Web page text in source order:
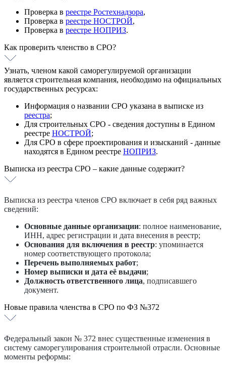
Проверка в реестре Ростехнадзора,
Проверка в реестре НОСТРОЙ,
Проверка в реестре НОПРИЗ.
Как проверить членство в СРО?
Узнать, членом какой саморегулируемой организации
является строительная компания, необходимо на официальных
государственных ресурсах:
Информация о названии СРО указана в выписке из
реестра;
Для строительных СРО - сведения доступны в Едином
реестре НОСТРОЙ;
Для СРО в сфере проектирования и изысканий - данные
находятся в Едином реестре НОПРИЗ.
Выписка из реестра СРО – какие данные содержит?
Выписка из реестра членов СРО включает в себя ряд важных
сведений:
Основные данные организации: полное наименование,
ИНН, адрес регистрации и дата внесения в реестр;
Основания для включения в реестр: упоминается
номер соответствующего протокола;
Перечень выполняемых работ;
Номер выписки и дата её выдачи;
Должность ответственного лица, подписавшего
документ.
Новые правила членства в СРО по ФЗ №372
Федеральный закон № 372 внес существенные изменения в
систему саморегулирования строительной отрасли. Основные
моменты реформы: